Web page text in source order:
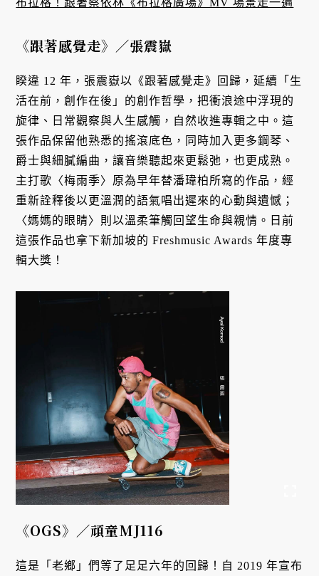
布拉格！跟著蔡依林《布拉格廣場》MV 場景走一遍
《跟著感覺走》 ／張震嶽
睽違 12 年，張震嶽以《跟著感覺走》回歸，延續「生
活在前，創作在後」的創作哲學，把衝浪途中浮現的
旋律、日常觀察與人生感觸，自然收進專輯之中。這
張作品保留他熟悉的搖滾底色，同時加入更多鋼琴、
爵士與細膩編曲，讓音樂聽起來更鬆弛，也更成熟。
主打歌〈梅雨季〉原為早年替潘瑋柏所寫的作品，經
重新詮釋後以更溫潤的語氣唱出遲來的心動與遺憾；
〈媽媽的眼睛〉則以溫柔筆觸回望生命與親情。日前
這張作品也拿下新加坡的 Freshmusic Awards 年度專
輯大獎！
《OGS》 ／頑童MJ116
這是「老鄉」們等了足足六年的回歸！自 2019 年宣布